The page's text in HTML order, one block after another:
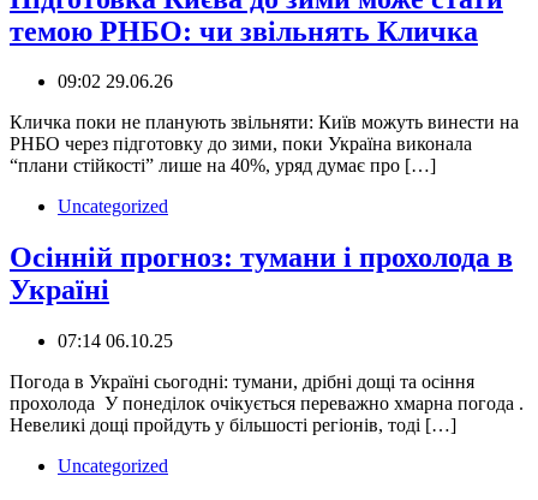
темою РНБО: чи звільнять Кличка
09:02 29.06.26
Кличка поки не планують звільняти: Київ можуть винести на
РНБО через підготовку до зими, поки Україна виконала
“плани стійкості” лише на 40%, уряд думає про […]
Uncategorized
Осінній прогноз: тумани і прохолода в
Україні
07:14 06.10.25
Погода в Україні сьогодні: тумани, дрібні дощі та осіння
прохолода ️ У понеділок очікується переважно хмарна погода .
Невеликі дощі пройдуть у більшості регіонів, тоді […]
Uncategorized